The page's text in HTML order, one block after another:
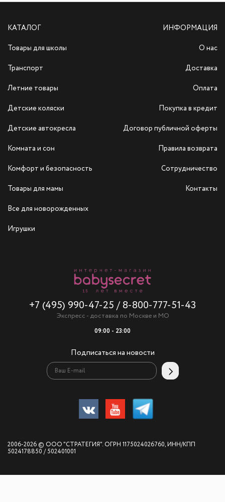
КАТАЛОГ
Товары для школы
Транспорт
Летние товары
Детские коляски
Детские автокресла
Комната и сон
Комфорт и безопасность
Товары для мамы
Все для новорожденных
Игрушки
+7 (495) 990-47-25 / 8-800-777-51-43
Экспресс - доставка по Москве и МО
09:00 - 23:00
Подписаться на новости
ИНФОРМАЦИЯ
О нас
Доставка
Оплата
Покупка в кредит
Договор публичной оферты
Правила возврата
Сотрудничество
Контакты
2006-2026 © ООО "СТРАТЕГИЯ". ОГРН 1175024026760, ИНН/КПП
5024178850 / 502401001